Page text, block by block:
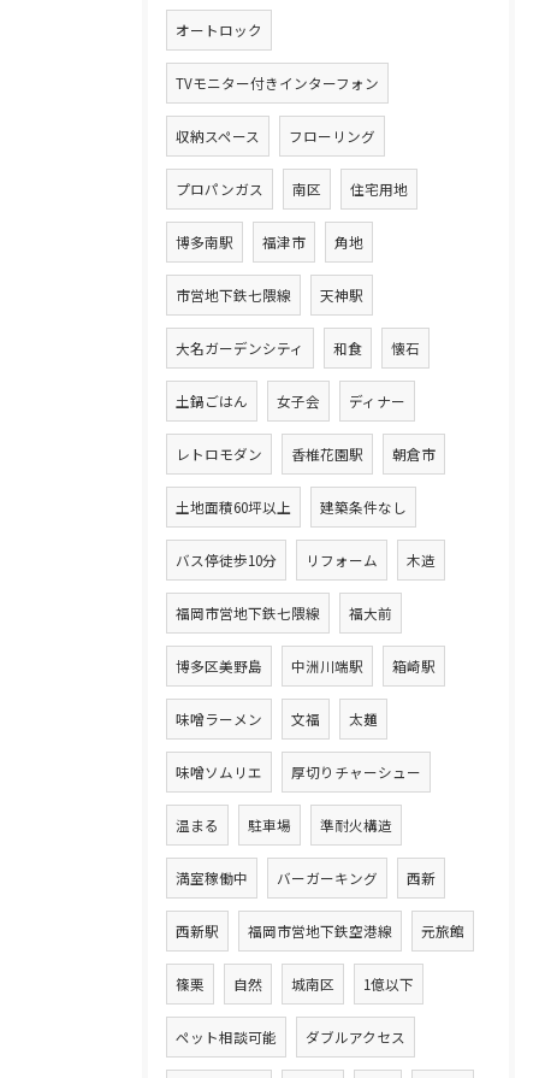
オートロック
TVモニター付きインターフォン
収納スペース フローリング
プロパンガス 南区 住宅用地
博多南駅 福津市 角地
市営地下鉄七隈線 天神駅
大名ガーデンシティ 和食 懐石
土鍋ごはん 女子会 ディナー
レトロモダン 香椎花園駅 朝倉市
土地面積60坪以上 建築条件なし
バス停徒歩10分 リフォーム 木造
福岡市営地下鉄七隈線 福大前
博多区美野島 中洲川端駅 箱崎駅
味噌ラーメン 文福 太麺
味噌ソムリエ 厚切りチャーシュー
温まる 駐車場 準耐火構造
満室稼働中 バーガーキング 西新
西新駅 福岡市営地下鉄空港線 元旅館
篠栗 自然 城南区 1億以下
ペット相談可能 ダブルアクセス